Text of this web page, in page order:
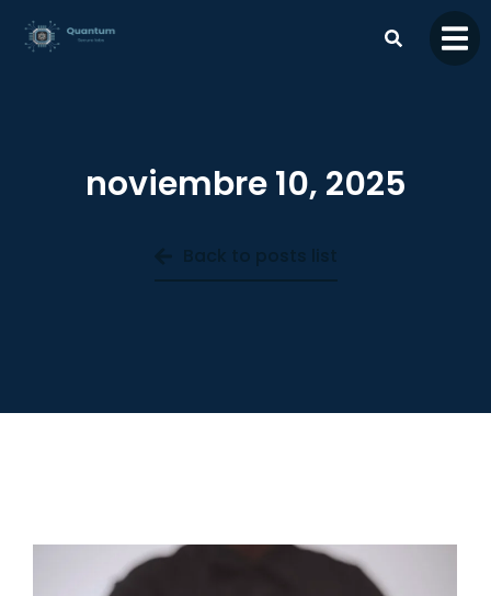
contenido
noviembre 10, 2025
Back to posts list